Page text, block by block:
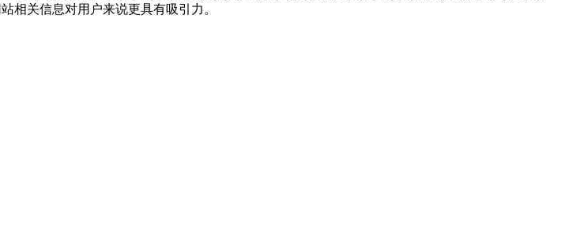
相关信息对用户来说更具有吸引力。